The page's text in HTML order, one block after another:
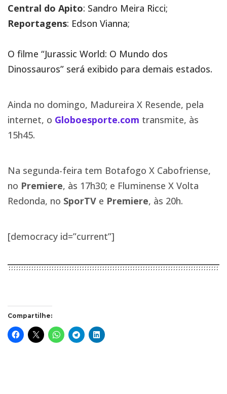
Central do Apito: Sandro Meira Ricci;
Reportagens: Edson Vianna;
O filme “Jurassic World: O Mundo dos
Dinossauros” será exibido para demais estados.
Ainda no domingo, Madureira X Resende, pela
internet, o Globoesporte.com transmite, às
15h45.
Na segunda-feira tem Botafogo X Cabofriense,
no Premiere, às 17h30; e Fluminense X Volta
Redonda, no SporTV e Premiere, às 20h.
[democracy id=”current”]
Compartilhe: